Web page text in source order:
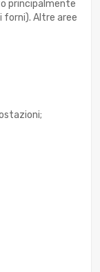
principalmente
forni). Altre aree